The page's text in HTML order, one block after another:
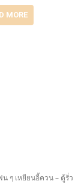
MORE
ๆ เหยียนอี้ควน – ตู้รั่ว